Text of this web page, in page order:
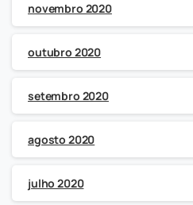
novembro 2020
outubro 2020
setembro 2020
agosto 2020
julho 2020